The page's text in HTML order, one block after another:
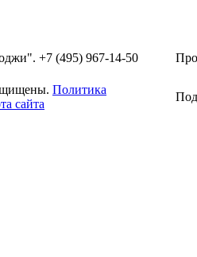
+7 (495) 967-14-50
Политика
сайта